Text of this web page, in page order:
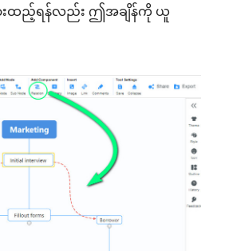
ားထည့်ရန်လည်း ဤအချိန်ကို ယူ